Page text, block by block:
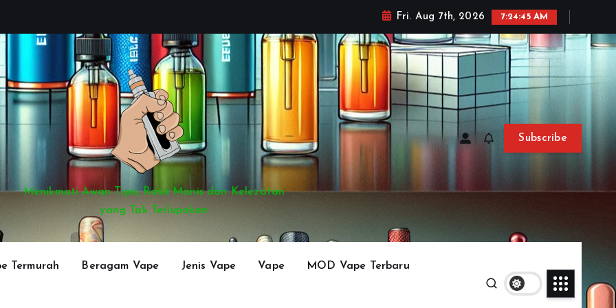
Fri. Aug 7th, 2026 7:24:48 AM
Menikmati Awan Tipis, Rasa Manis dan Kelezatan
yang Tak Terlupakan
Subscribe
Termurah Beragam Vape Jenis Vape Vape MOD Vape Terbaru